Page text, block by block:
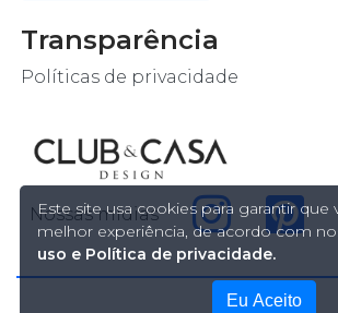
Transparência
Políticas de privacidade
Nossas mídias
Este site usa cookies para garantir que
melhor experiência, de acordo com
uso e Política de privacidade.
Eu Aceito